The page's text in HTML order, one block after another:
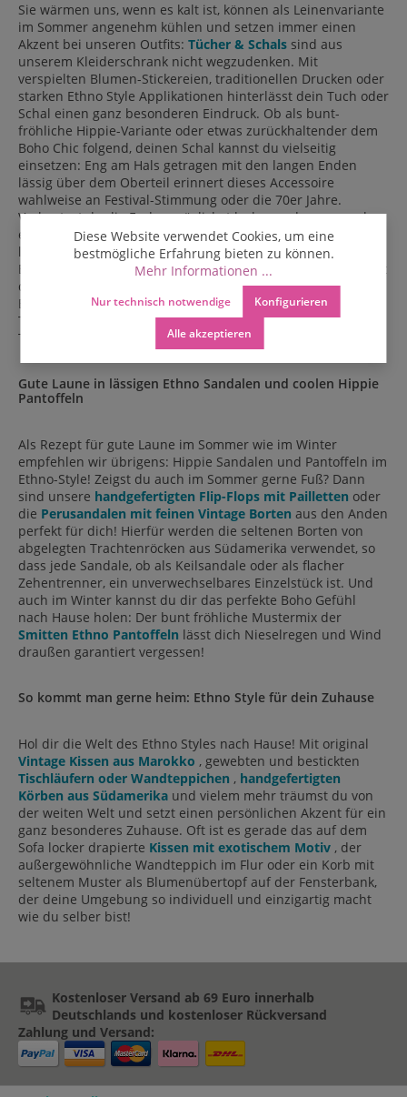
Sie wärmen uns, wenn es kalt ist, können als Leinenvariante
im Sommer angenehm kühlen und setzen immer einen
Akzent bei unseren Outfits: Tücher & Schals sind aus
unserem Kleiderschrank nicht wegzudenken. Mit
verspielten Blumen-Stickereien, traditionellen Drucken oder
starken Ethno Style Applikationen hinterlässt dein Tuch oder
Schal einen ganz besonderen Eindruck. Ob als bunt-
fröhliche Hippie-Variante oder etwas zurückhaltender dem
Boho Chic folgend, deinen Schal kannst du vielseitig
einsetzen: Eng am Hals getragen mit den langen Enden
lässig über dem Oberteil erinnert dieses Accessoire
wahlweise an Festival-Stimmung oder die 70er Jahre.
Verknotest du die Enden möglichst locker und gerne auch
etwas unregelmäßig um den Hals herum, hast du eine
lässige Variante für dein Tuch. Super im Ausschnitt einer
Bluse oder eines Pullovers! Und wenn es kühler wird, kannst
du gerade einen größeren Schal wie unsere mit
Blumenranken besticktenMumbai-Schals als Stola tragen.
Tücher und Schals im Ethno Style, ein cooler Look für kühle
Tage.
Gute Laune in lässigen Ethno Sandalen und coolen Hippie
Pantoffeln
Als Rezept für gute Laune im Sommer wie im Winter
empfehlen wir übrigens: Hippie Sandalen und Pantoffeln im
Ethno-Style! Zeigst du auch im Sommer gerne Fuß? Dann
sind unsere handgefertigten Flip-Flops mit Pailletten oder
die Perusandalen mit feinen Vintage Borten aus den Anden
perfekt für dich! Hierfür werden die seltenen Borten von
abgelegten Trachtenröcken aus Südamerika verwendet, so
dass jede Sandale, ob als Keilsandale oder als flacher
Zehentrenner, ein unverwechselbares Einzelstück ist. Und
auch im Winter kannst du dir das perfekte Boho Gefühl
nach Hause holen: Der bunt fröhliche Mustermix der
Smitten Ethno Pantoffeln lässt dich Nieselregen und Wind
draußen garantiert vergessen!
So kommt man gerne heim: Ethno Style für dein Zuhause
Hol dir die Welt des Ethno Styles nach Hause! Mit original
Vintage Kissen aus Marokko , gewebten und bestickten
Tischläufern oder Wandteppichen , handgefertigten
Körben aus Südamerika und vielem mehr träumst du von
der weiten Welt und setzt einen persönlichen Akzent für ein
ganz besonderes Zuhause. Oft ist es gerade das auf dem
Sofa locker drapierte Kissen mit exotischem Motiv , der
außergewöhnliche Wandteppich im Flur oder ein Korb mit
seltenem Muster als Blumenübertopf auf der Fensterbank,
der deine Umgebung so individuell und einzigartig macht
wie du selber bist!
Kostenloser Versand ab 69 Euro innerhalb
Deutschlands und kostenloser Rückversand
Zahlung und Versand:
Diese Website verwendet Cookies, um eine
bestmögliche Erfahrung bieten zu können.
Mehr Informationen ...
Nur technisch notwendige Konfigurieren
Alle akzeptieren